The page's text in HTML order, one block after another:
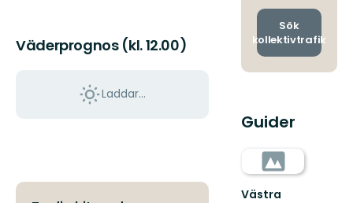
Väderprognos (kl. 12.00)
Laddar...
och
Sök
kollektivtrafik
Guider
Västra